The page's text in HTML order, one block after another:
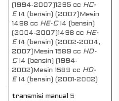
(1994-2007)1295 cc HC-
E I4 (bensin) (2007)Mesin
1498 cc HE-CI4 (bensin)
(2004-2007)1498 cc HE-
E I4 (bensin) (2002-2004,
2007)Mesin 1589 cc HD-
CI4 (bensin) (1994-
2002)Mesin 1589 cc HD-
E I4 (bensin) (2001-2002)
transmisi manual
5